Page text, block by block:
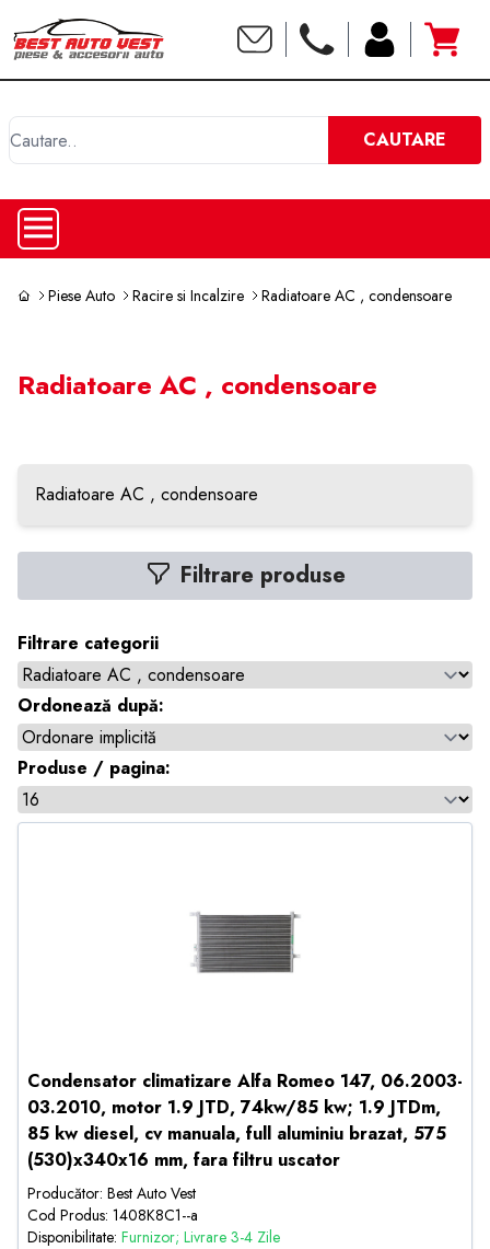
CAUTARE
Piese Auto Racire si Incalzire Radiatoare AC , condensoare
Radiatoare AC , condensoare
Radiatoare AC , condensoare
Filtrare produse
Filtrare categorii
Ordonează după:
Produse / pagina:
Condensator climatizare Alfa Romeo 147, 06.2003-
03.2010, motor 1.9 JTD, 74kw/85 kw; 1.9 JTDm,
85 kw diesel, cv manuala, full aluminiu brazat, 575
(530)x340x16 mm, fara filtru uscator
Producător: Best Auto Vest
Cod Produs: 1408K8C1--a
Disponibilitate: Furnizor; Livrare 3-4 Zile